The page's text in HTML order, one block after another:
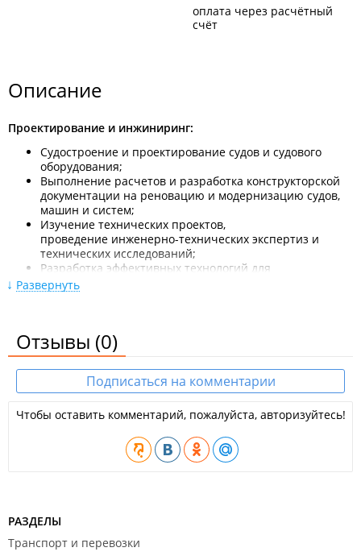
оплата через расчётный
счёт
Описание
Проектирование и инжиниринг:
Судостроение и проектирование судов и судового
оборудования;
Выполнение расчетов и разработка конструкторской
документации на реновацию и модернизацию судов,
машин и систем;
Изучение технических проектов,
проведение инженерно-технических экспертиз и
технических исследований;
Разработка эффективных технологий для
перевозки крупногабаритных и тяжеловесных грузов.
Ремонт и техническое обслуживание судов, систем и
устройств;
Установка и ремонт судовых машин;
Осуществление контрольно-управляющего надзора за
судостроительными и судоремонтными работами.
Аналитика и консалтинг:
Ведение автоматизированных баз данных и
экономическое прогнозирование;
рекомендаций по эксплуатации судов и оборудования.
ООО "Морская инженерная компания".
Развернуть
Отзывы (0)
Подписаться на комментарии
Чтобы оставить комментарий, пожалуйста, авторизуйтесь!
РАЗДЕЛЫ
Транспорт и перевозки